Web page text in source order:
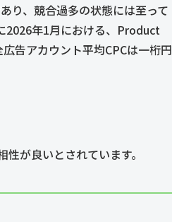
り、競合過多の状態には至って
2026年1月における、Product
告アカウント平均CPCは一桁円
が良いとされています。